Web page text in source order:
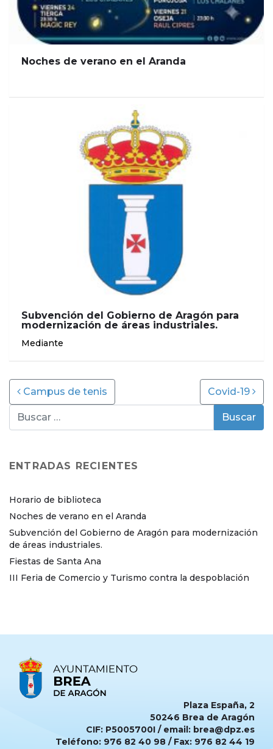
Noches de verano en el Aranda
Subvención del Gobierno de Aragón para
modernización de áreas industriales.
Mediante
Post navigation
Campus de tenis Covid-19
ENTRADAS RECIENTES
Horario de biblioteca
Noches de verano en el Aranda
Subvención del Gobierno de Aragón para modernización
de áreas industriales.
Fiestas de Santa Ana
III Feria de Comercio y Turismo contra la despoblación
Plaza España, 2
50246 Brea de Aragón
CIF: P5005700I / email: brea@dpz.es
Teléfono: 976 82 40 98 / Fax: 976 82 44 19